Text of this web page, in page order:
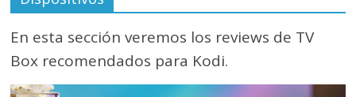
En esta sección veremos los reviews de TV
Box recomendados para Kodi.